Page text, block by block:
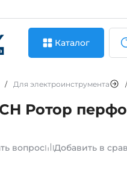
Каталог
/ Для электроинструмента /
Ротор
вопрос Добавить в